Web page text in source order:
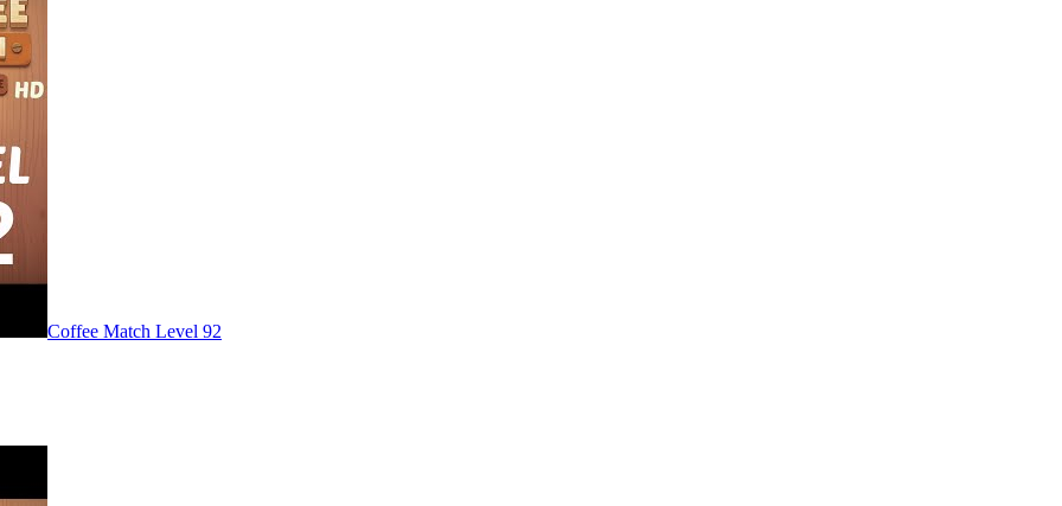
Level 92